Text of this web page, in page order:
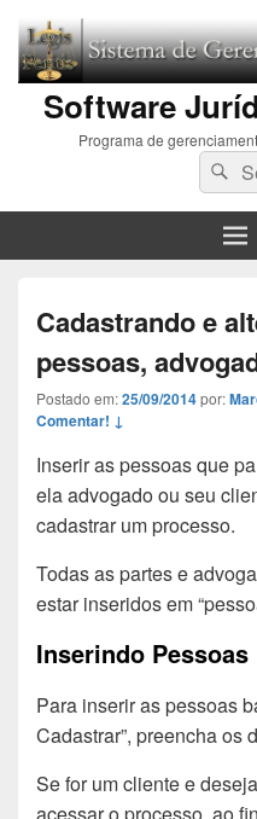
Software
Programa de
for:
Cadastrando e
pessoas,
Postado em:25/09/2014por:
Comentar! ↓
Inserir as pessoas que
ela advogado ou seu
cadastrar um processo.
Todas as partes e
estar inseridos em
Inserindo Pessoas
Para inserir as pessoas
Cadastrar”, preencha os
Se for um cliente e